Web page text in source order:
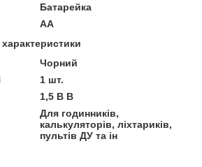
Батарейка
AA
Чорний
1 шт.
1,5 В В
Для годинників,
калькуляторів, ліхтариків,
пультів ДУ та ін